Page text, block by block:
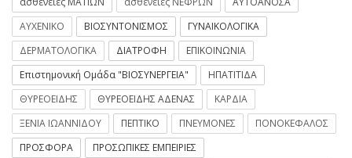
ΑΥΧΕΝΙΚΟ
ΒΙΟΣΥΝΤΟΝΙΣΜΟΣ
ΓΥΝΑΙΚΟΛΟΓΙΚΑ
ΔΕΡΜΑΤΟΛΟΓΙΚΑ
ΔΙΑΤΡΟΦΗ
ΕΠΙΚΟΙΝΩΝΙΑ
Επιστημονική Ομάδα "ΒΙΟΣΥΝΕΡΓΕΙΑ"
ΗΠΑΤΙΤΙΔΑ
ΘΥΡΕΟΕΙΔΗΣ
ΘΥΡΕΟΕΙΔΗΣ ΑΔΕΝΑΣ
ΚΑΡΔΙΑ
ΞΕΝΙΑ ΙΩΑΝΝΙΔΟΥ
ΠΕΠΤΙΚΟ ΠΝΕΥΜΟΝΕΣ
ΠΟΝΟΚΕΦΑΛΟΣ
ΠΡΟΣΦΟΡΑ
ΠΡΟΣΩΠΙΚΕΣ ΕΜΠΕΙΡΙΕΣ